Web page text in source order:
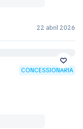
22 abril 2026
CONCESSIONÁRIA